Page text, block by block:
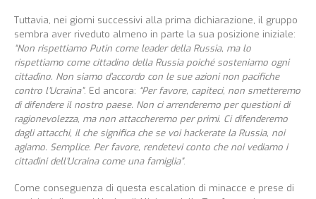
Tuttavia, nei giorni successivi alla prima dichiarazione, il gruppo
sembra aver riveduto almeno in parte la sua posizione iniziale:
“Non rispettiamo Putin come leader della Russia, ma lo
rispettiamo come cittadino della Russia poiché sosteniamo ogni
cittadino. Non siamo d’accordo con le sue azioni non pacifiche
contro l’Ucraina”. Ed ancora: “Per favore, capiteci, non smetteremo
di difendere il nostro paese. Non ci arrenderemo per questioni di
ragionevolezza, ma non attaccheremo per primi. Ci difenderemo
dagli attacchi, il che significa che se voi hackerate la Russia, noi
agiamo. Semplice. Per favore, rendetevi conto che noi vediamo i
cittadini dell’Ucraina come una famiglia”.
Come conseguenza di questa escalation di minacce e prese di